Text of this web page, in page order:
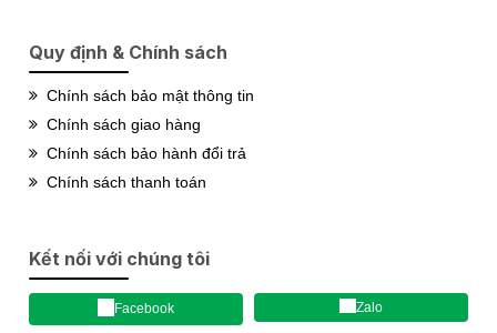
Quy định & Chính sách
Chính sách bảo mật thông tin
Chính sách giao hàng
Chính sách bảo hành đổi trả
Chính sách thanh toán
Kết nối với chúng tôi
Facebook Zalo